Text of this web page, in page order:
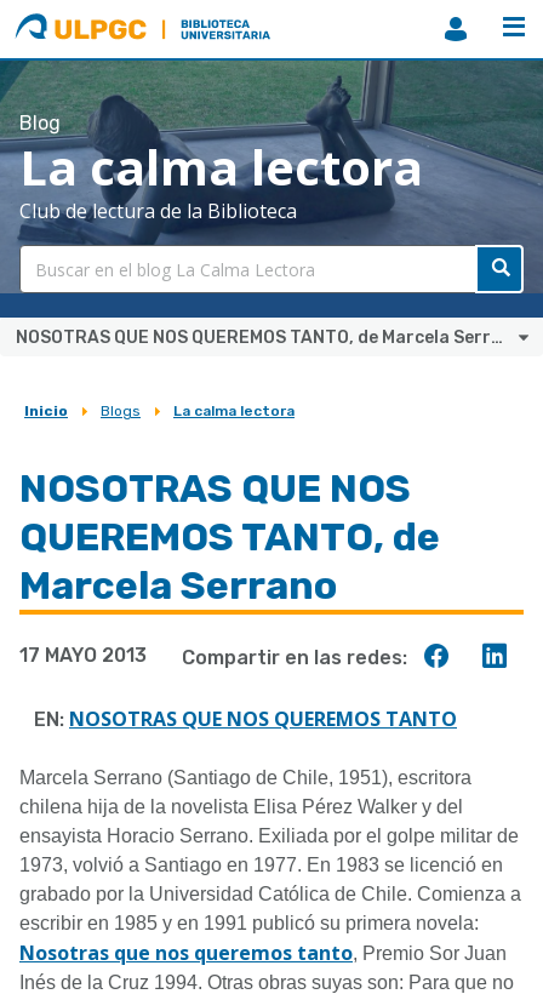
ULPGC
Biblioteca
ULPGC
Blog
La calma lectora
Club de lectura de la Biblioteca
NOSOTRAS QUE NOS QUEREMOS TANTO, de Marcela Serrano
Sobrescribir
de
ayuda
a
la
navegación
Inicio Blogs La calma lectora
NOSOTRAS QUE NOS
QUEREMOS TANTO, de
Marcela Serrano
17 MAYO 2013 Compartir en las redes:
EN: NOSOTRAS QUE NOS QUEREMOS TANTO
Marcela Serrano (Santiago de Chile, 1951), escritora
chilena hija de la novelista Elisa Pérez Walker y del
ensayista Horacio Serrano. Exiliada por el golpe militar de
1973, volvió a Santiago en 1977. En 1983 se licenció en
grabado por la Universidad Católica de Chile. Comienza a
escribir en 1985 y en 1991 publicó su primera novela:
Nosotras que nos queremos tanto, Premio Sor Juan
Inés de la Cruz 1994. Otras obras suyas son: Para que no